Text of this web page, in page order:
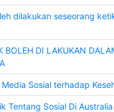
dilakukan seseorang
BOLEH DI LAKUKAN
Sosial terhadap
Tentang Sosial Di Australia